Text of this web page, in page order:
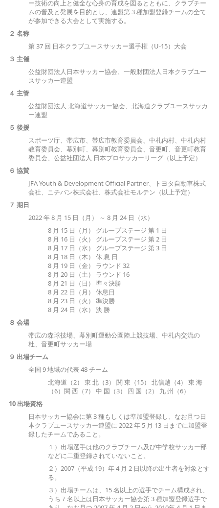
ー技術の向上と健全な心身の育成を図るとともに、クラブチー
ムの普及と発展を目的とし、連盟第 3 種加盟登録チームの全て
が参加できる大会として実施する。
２ 名称
第 37 回 日本クラブユースサッカー選手権（U-15）大会
３ 主催
公益財団法人日本サッカー協会、一般財団法人日本クラブユー
スサッカー連盟
４ 主管
公益財団法人 北海道サッカー協会、北海道クラブユースサッカ
ー連盟
５ 後援
スポーツ庁、帯広市、帯広市教育委員会、中札内村、中札内村
教育委員会、幕別町、幕別町教育委員会、音更町、音更町教育
委員会、公益社団法人 日本プロサッカーリーグ（以上予定）
６ 協賛
JFA Youth & Development Official Partner、トヨタ自動車株式
会社、ニチバン株式会社、株式会社モルテン（以上予定）
７ 期日
2022 年 8 月 15 日（月） ～ 8 月 24 日（水）
8 月 15 日（月） グループステージ 第 1 日
8 月 16 日（火） グループステージ 第 2 日
8 月 17 日（水） グループステージ 第 3 日
8 月 18 日（木） 休 息 日
8 月 19 日（金） ラウンド 32
8 月 20 日（土） ラウンド 16
8 月 21 日（日） 準々決勝
8 月 22 日（月） 休息日
8 月 23 日（火） 準決勝
8 月 24 日（水） 決 勝
８会場
帯広の森球技場、幕別町運動公園陸上競技場、中札内交流の
杜、音更町サッカー場
９ 出場チーム
全国 9 地域の代表 48 チーム
北海道（2） 東 北（3） 関 東（15） 北信越（4） 東 海
（6）関 西（7） 中 国（3） 四 国（2） 九 州（6）
10 出場資格
日本サッカー協会に第 3 種もしくは準加盟登録し、なお且つ日
本クラブユースサッカー連盟に 2022 年 5 月 13 日までに加盟登
録したチームであること。
１）出場選手は他のクラブチーム及び中学校サッカー部
などに二重登録されていないこと。
２）2007（平成 19）年 4 月 2 日以降の出生者を対象とす
る。
３）出場チームは、15 名以上の選手でチーム構成され、
うち７名以上は日本サッカー協会第 3 種加盟登録選手で